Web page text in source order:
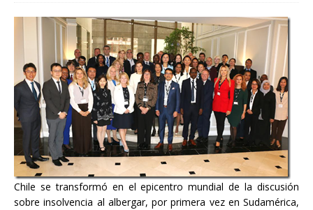
Chile se transformó en el epicentro mundial de la discusión
sobre insolvencia al albergar, por primera vez en Sudamérica,